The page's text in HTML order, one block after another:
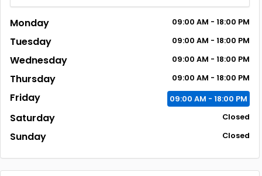
Monday 09:00 AM - 18:00 PM
Tuesday 09:00 AM - 18:00 PM
Wednesday 09:00 AM - 18:00 PM
Thursday 09:00 AM - 18:00 PM
Friday 09:00 AM - 18:00 PM
Saturday Closed
Sunday Closed